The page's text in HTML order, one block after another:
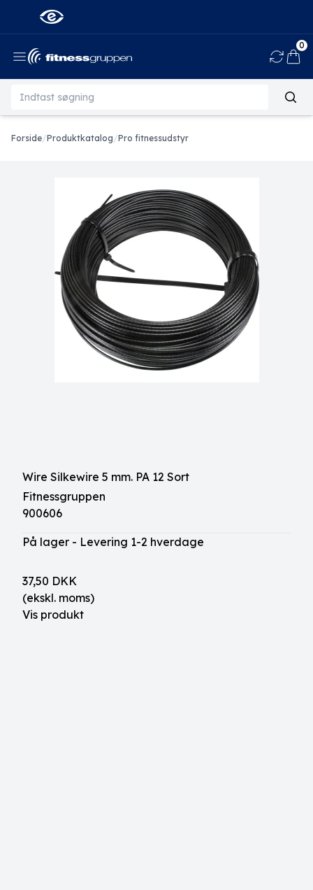
0
Forside/Produktkatalog/Pro fitnessudstyr
Wire Silkewire 5 mm. PA 12 Sort
Fitnessgruppen
900606
På lager - Levering 1-2 hverdage
37,50 DKK
(ekskl. moms)
Vis produkt